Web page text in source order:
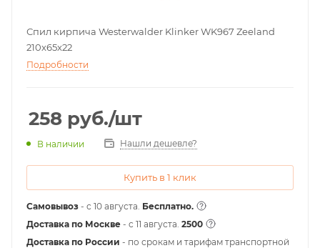
Спил кирпича Westerwalder Klinker WK967 Zeeland
210x65x22
Подробности
258 руб./шт
В наличии Нашли дешевле?
Купить в 1 клик
Самовывоз - с 10 августа. Бесплатно.
Доставка по Москве - c 11 августа. 2500
Доставка по России - по срокам и тарифам транспортной